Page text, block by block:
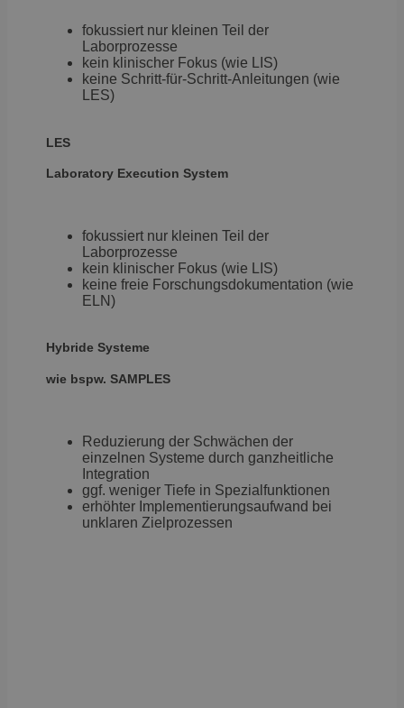
fokussiert nur kleinen Teil der
Laborprozesse
kein klinischer Fokus (wie LIS)
keine Schritt-für-Schritt-Anleitungen (wie
LES)
LES
Laboratory Execution System
fokussiert nur kleinen Teil der
Laborprozesse
kein klinischer Fokus (wie LIS)
keine freie Forschungsdokumentation (wie
ELN)
Hybride Systeme
wie bspw. SAMPLES
Reduzierung der Schwächen der
einzelnen Systeme durch ganzheitliche
Integration
ggf. weniger Tiefe in Spezialfunktionen
erhöhter Implementierungsaufwand bei
unklaren Zielprozessen